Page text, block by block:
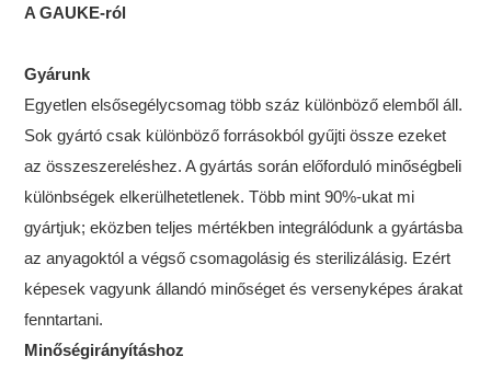
A GAUKE-ról
Gyárunk
Egyetlen elsősegélycsomag több száz különböző elemből áll.
Sok gyártó csak különböző forrásokból gyűjti össze ezeket
az összeszereléshez. A gyártás során előforduló minőségbeli
különbségek elkerülhetetlenek. Több mint 90%-ukat mi
gyártjuk; eközben teljes mértékben integrálódunk a gyártásba
az anyagoktól a végső csomagolásig és sterilizálásig. Ezért
képesek vagyunk állandó minőséget és versenyképes árakat
fenntartani.
Minőségirányításhoz